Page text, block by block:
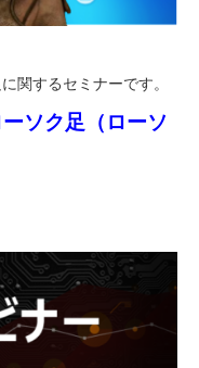
関するセミナーです。
ソク足（ローソ